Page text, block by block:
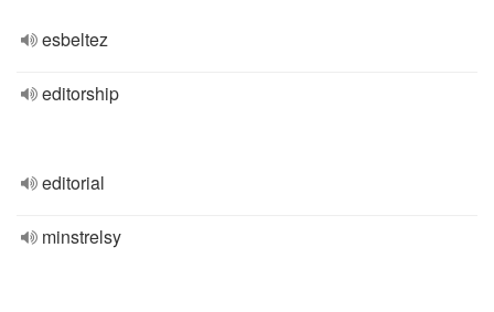
esbeltez
editorship
editorial
minstrelsy